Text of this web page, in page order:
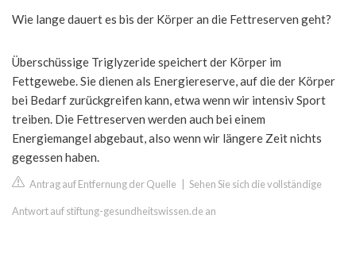
Wie lange dauert es bis der Körper an die Fettreserven geht?
Überschüssige Triglyzeride speichert der Körper im
Fettgewebe. Sie dienen als Energiereserve, auf die der Körper
bei Bedarf zurückgreifen kann, etwa wenn wir intensiv Sport
treiben. Die Fettreserven werden auch bei einem
Energiemangel abgebaut, also wenn wir längere Zeit nichts
gegessen haben.
Antrag auf Entfernung der Quelle Sehen Sie sich die vollständige
Antwort auf stiftung-gesundheitswissen.de an